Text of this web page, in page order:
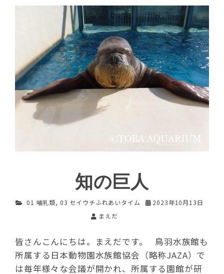
知の巨人
01 哺乳類, 03 セイウチふれあいタイム
2023年10月13日
まえだ
皆さんこんにちは。まえだです。 鳥羽水族館も
所属する日本動物園水族館協会（略称JAZA）で
は毎年様々な会議が開かれ、所属する園館が研